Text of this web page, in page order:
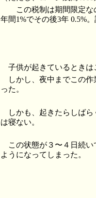
この税制は期間限定な
年間1%でその後3年 0.5%
子供が起きているときは
しかし、夜中までこの
った。
しかも、起きたらしば
は寝ない。
この状態が３〜４日続
ようになってしまった。